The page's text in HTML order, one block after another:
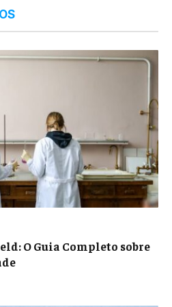
O Guia Completo sobre